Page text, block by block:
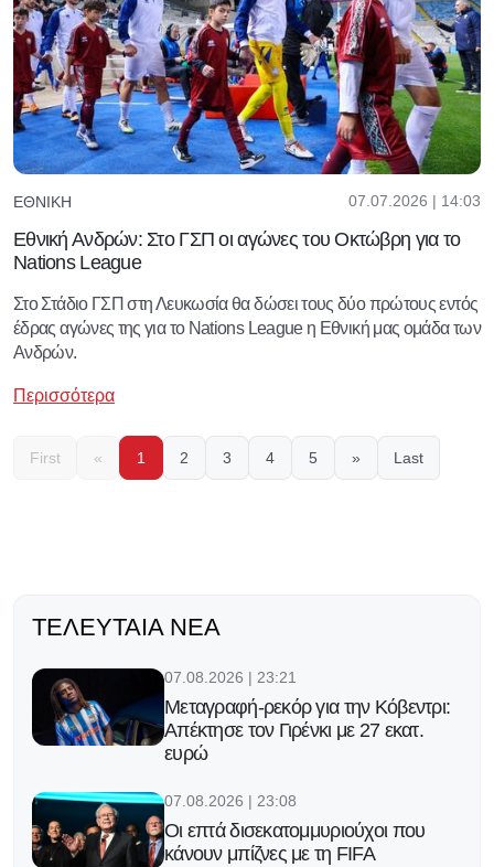
ΕΘΝΙΚΉ 07.07.2026 | 14:03
Εθνική Ανδρών: Στο ΓΣΠ οι αγώνες του Οκτώβρη για το
Nations League
Στο Στάδιο ΓΣΠ στη Λευκωσία θα δώσει τους δύο πρώτους εντός
έδρας αγώνες της για το Nations League η Εθνική μας ομάδα των
Ανδρών.
Περισσότερα
First « 1 2 3 4 5 » Last
ΤΕΛΕΥΤΑΊΑ ΝΈΑ
07.08.2026 | 23:21
Μεταγραφή-ρεκόρ για την Κόβεντρι:
Απέκτησε τον Γιρένκι με 27 εκατ.
ευρώ
07.08.2026 | 23:08
Οι επτά δισεκατομμυριούχοι που
κάνουν μπίζνες με τη FIFA